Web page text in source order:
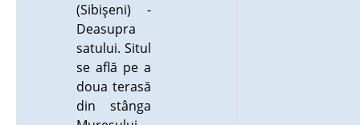
(Sibişeni) -
Deasupra
satului. Situl
se află pe a
doua terasă
din stânga